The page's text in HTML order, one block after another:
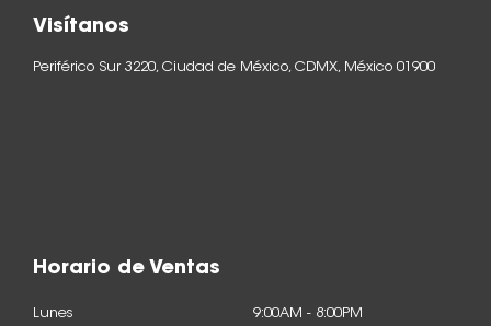
Visítanos
Periférico Sur 3220, Ciudad de México, CDMX, México 01900
Horario de Ventas
Lunes
9:00AM - 8:00PM